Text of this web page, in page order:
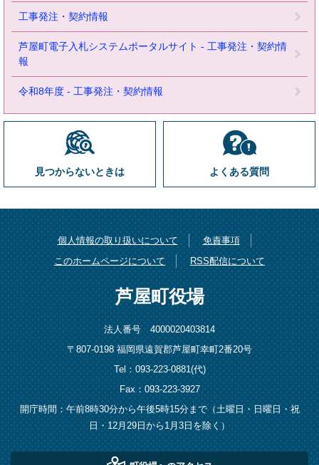
工事発注・契約情報
芦屋町電子入札システムポータルサイト - 工事発注・契約情
報
令和8年度 - 工事発注・契約情報
見つからないときは よくある質問
個人情報の取り扱いについて
免責事項
このホームページについて
RSS配信について
芦屋町役場
法人番号 4000020403814
〒807-0198 福岡県遠賀郡芦屋町幸町2番20号
Tel：093-223-0881(代)
Fax：093-223-3927
開庁時間：午前8時30分から午後5時15分まで（土曜日・日曜日・祝
日・12月29日から1月3日を除く）